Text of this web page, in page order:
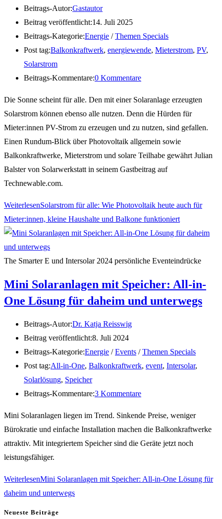
Beitrags-Autor:Gastautor
Beitrag veröffentlicht:14. Juli 2025
Beitrags-Kategorie:Energie / Themen Specials
Post tag:Balkonkraftwerk, energiewende, Mieterstrom, PV,
Solarstrom
Beitrags-Kommentare:0 Kommentare
Die Sonne scheint für alle. Den mit einer Solaranlage erzeugten
Solarstrom können ebenso alle nutzen. Denn die Hürden für
Mieter:innen PV-Strom zu erzeugen und zu nutzen, sind gefallen.
Einen Rundum-Blick über Photovoltaik allgemein sowie
Balkonkraftwerke, Mieterstrom und solare Teilhabe gewährt Julian
Balster von Solarwerkstatt in seinem Gastbeitrag auf
Technewable.com.
WeiterlesenSolarstrom für alle: Wie Photovoltaik heute auch für
Mieter:innen, kleine Haushalte und Balkone funktioniert
The Smarter E und Intersolar 2024 persönliche Eventeindrücke
Mini Solaranlagen mit Speicher: All-in-
One Lösung für daheim und unterwegs
Beitrags-Autor:Dr. Katja Reisswig
Beitrag veröffentlicht:8. Juli 2024
Beitrags-Kategorie:Energie / Events / Themen Specials
Post tag:All-in-One, Balkonkraftwerk, event, Intersolar,
Solarlösung, Speicher
Beitrags-Kommentare:3 Kommentare
Mini Solaranlagen liegen im Trend. Sinkende Preise, weniger
Bürokratie und einfache Installation machen die Balkonkraftwerke
attraktiv. Mit integriertem Speicher sind die Geräte jetzt noch
leistungsfähiger.
WeiterlesenMini Solaranlagen mit Speicher: All-in-One Lösung für
daheim und unterwegs
Neueste Beiträge